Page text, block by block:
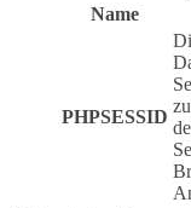
Name
PHPSESSID